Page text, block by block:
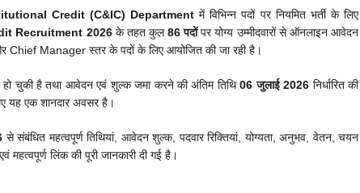
Credit (C&IC) Department में विभिन्न पदों पर नियमित भर्ती के लिए
Recruitment 2026के तहत कुल86 पदोंपर योग्य उम्मीदवारों से ऑनलाइन आवेदन
Manager स्तर के पदों के लिए आयोजित की जा रही है।
चुकी है तथा आवेदन एवं शुल्क जमा करने की अंतिम तिथि06 जुलाई 2026 निर्धारित की
यह एक शानदार अवसर है।
से संबंधित महत्वपूर्ण तिथियां, आवेदन शुल्क, पदवार रिक्तियां, योग्यता, अनुभव, वेतन, चयन
महत्वपूर्ण लिंक की पूरी जानकारी दी गई है।